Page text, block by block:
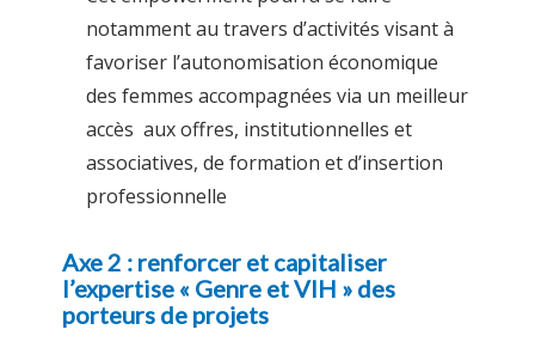
notamment au travers d’activités visant à
favoriser l’autonomisation économique
des femmes accompagnées via un meilleur
accès aux offres, institutionnelles et
associatives, de formation et d’insertion
professionnelle
Axe 2 : renforcer et capitaliser
l’expertise « Genre et VIH » des
porteurs de projets